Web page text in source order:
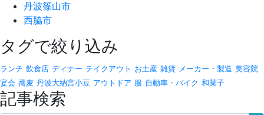
丹波篠山市
西脇市
タグで絞り込み
ランチ 飲食店 ディナー テイクアウト お土産 雑貨 メーカー・製造 美容院
宴会 蕎麦 丹波大納言小豆 アウトドア 服 自動車・バイク 和菓子
記事検索